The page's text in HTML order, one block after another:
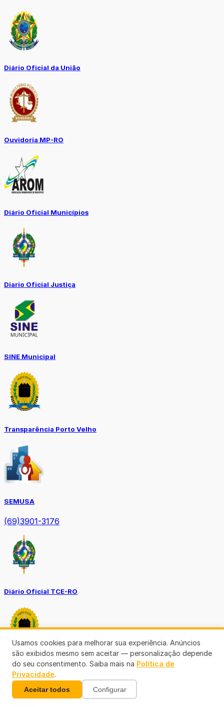
Diário Oficial da União
Ouvidoria MP-RO
Diário Oficial Municípios
Diario Oficial Justiça
SINE Municipal
Transparência Porto Velho
SEMUSA
(69)3901-3176
Diário Oficial TCE-RO
Diário Prefeitura de Porto Velho
Usamos cookies para melhorar sua experiência. Anúncios
são exibidos mesmo sem aceitar — personalização depende
do seu consentimento. Saiba mais na Política de
Privacidade.
Aceitar todos Configurar